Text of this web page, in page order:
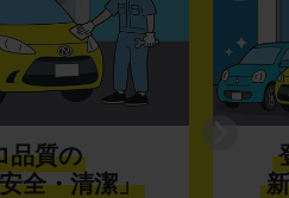
品質の
全・清潔」